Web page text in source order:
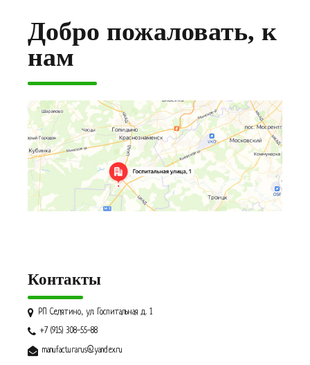
Добро пожаловать, к
нам
Контакты
РП Селятино, ул. Госпитальная д. 1
+7 (915) 308-55-88
manufacturarus@yandex.ru